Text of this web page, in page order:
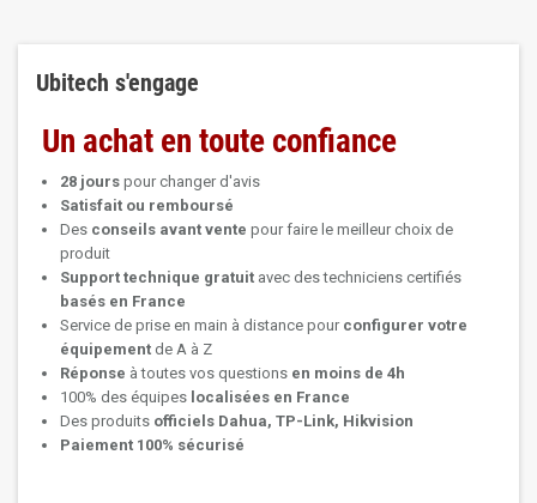
Ubitech s'engage
Un achat en toute confiance
28 jours pour changer d'avis
Satisfait ou remboursé
Des conseils avant vente pour faire le meilleur choix de
produit
Support technique gratuit avec des techniciens certifiés
basés en France
Service de prise en main à distance pour configurer votre
équipement de A à Z
Réponse à toutes vos questions en moins de 4h
100% des équipes localisées en France
Des produits officiels Dahua, TP-Link, Hikvision
Paiement 100% sécurisé